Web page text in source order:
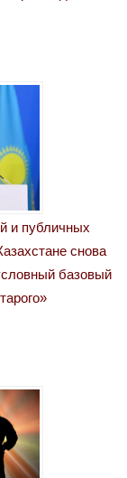
и публичных
снова
базовый